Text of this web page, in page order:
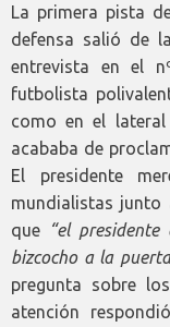
La primera pista
defensa salió de
entrevista en el
futbolista
como en el
acababa de
El presidente
mundialistas junto
que
“el
bizcocho a la
pregunta sobre
atención